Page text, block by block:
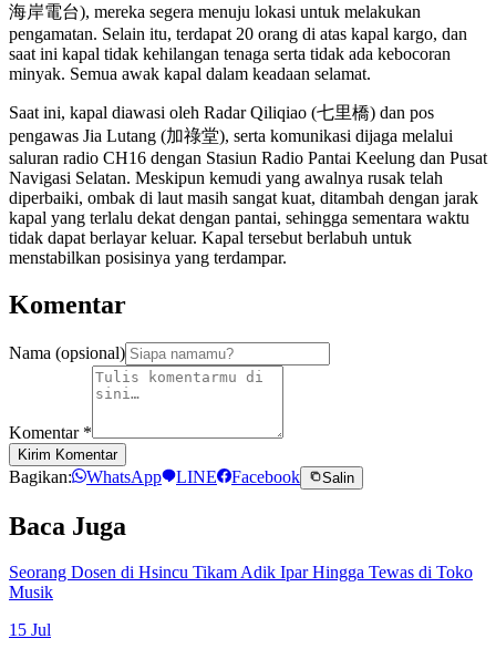
海岸電台), mereka segera menuju lokasi untuk melakukan
pengamatan. Selain itu, terdapat 20 orang di atas kapal kargo, dan
saat ini kapal tidak kehilangan tenaga serta tidak ada kebocoran
minyak. Semua awak kapal dalam keadaan selamat.
Saat ini, kapal diawasi oleh Radar Qiliqiao (七里橋) dan pos
pengawas Jia Lutang (加祿堂), serta komunikasi dijaga melalui
saluran radio CH16 dengan Stasiun Radio Pantai Keelung dan Pusat
Navigasi Selatan. Meskipun kemudi yang awalnya rusak telah
diperbaiki, ombak di laut masih sangat kuat, ditambah dengan jarak
kapal yang terlalu dekat dengan pantai, sehingga sementara waktu
tidak dapat berlayar keluar. Kapal tersebut berlabuh untuk
menstabilkan posisinya yang terdampar.
Komentar
Nama (opsional)
Komentar *
Kirim Komentar
Bagikan: WhatsApp LINE Facebook Salin
Baca Juga
Seorang Dosen di Hsincu Tikam Adik Ipar Hingga Tewas di Toko
Musik
15 Jul